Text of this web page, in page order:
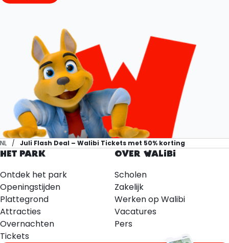
NL
Juli Flash Deal – Walibi Tickets met 50% korting
HET PARK
Ontdek het park
Openingstijden
Plattegrond
Attracties
Overnachten
Tickets
OVER WALIBI
Scholen
Zakelijk
Werken op Walibi
Vacatures
Pers